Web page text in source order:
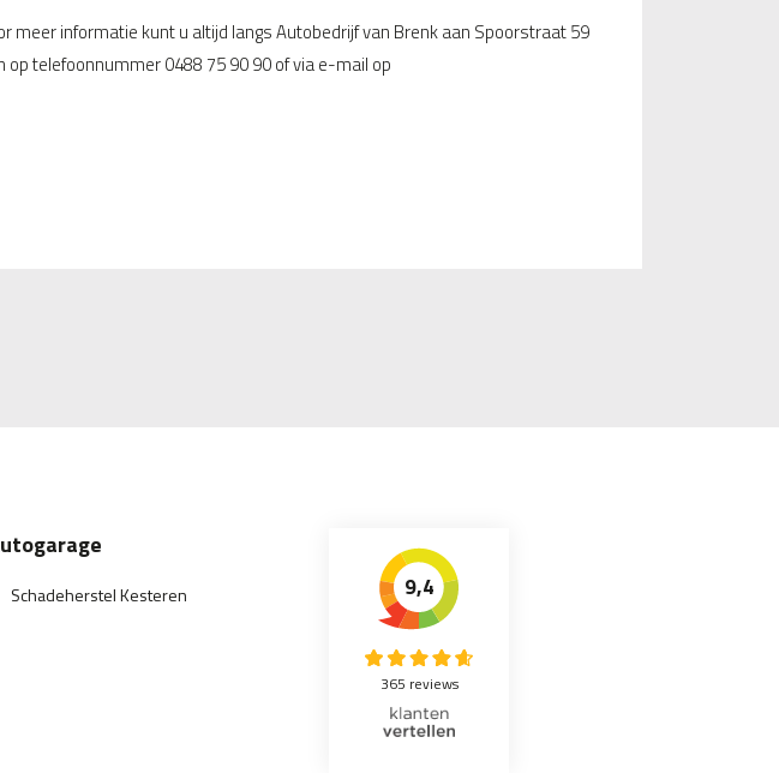
meer informatie kunt u altijd langs Autobedrijf van Brenk aan Spoorstraat 59
op telefoonnummer 0488 75 90 90 of via e-mail op
Schadeherstel Kesteren 9,4
365 reviews